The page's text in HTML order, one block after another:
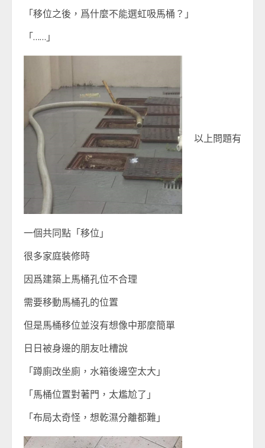
「移位之後，爲什麼不能選虹吸馬桶？」
「……」
以上問題有
一個共同點「移位」
很多家庭裝修時
因爲建築上馬桶孔位不合理
需要移動馬桶孔的位置
但是馬桶移位並沒有想像中那麼簡單
日日被身邊的朋友吐槽說
「蹲廁改坐廁，水箱後邊空太大」
「馬桶位置對著門，太尷尬了」
「布局太奇怪，想乾濕分離都難」